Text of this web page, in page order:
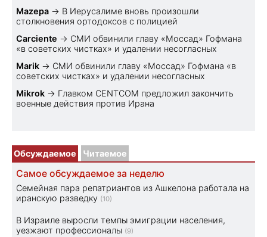
Mazepa → В Иерусалиме вновь произошли
столкновения ортодоксов с полицией
Carciente → СМИ обвинили главу «Моссад» Гофмана
«в советских чистках» и удалении несогласных
Marik → СМИ обвинили главу «Моссад» Гофмана «в
советских чистках» и удалении несогласных
Mikrok → Главком CENTCOM предложил закончить
военные действия против Ирана
Обсуждаемое Читаемое
Самое обсуждаемое за неделю
Семейная пара репатриантов из Ашкелона работала на
иранскую разведку (10)
В Израиле выросли темпы эмиграции населения,
уезжают профессионалы (9)